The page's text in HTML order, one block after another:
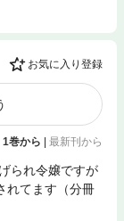
お気に入り登録
1巻から | 最新刊から
られ令嬢ですが
れてます（分冊